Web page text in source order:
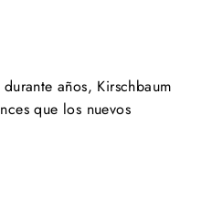
años, Kirschbaum
que los nuevos